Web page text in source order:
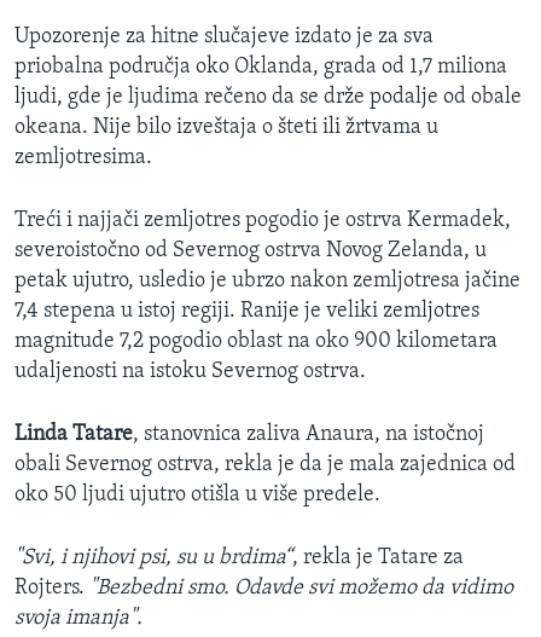
Upozorenje za hitne slučajeve izdato je za sva
priobalna područja oko Oklanda, grada od 1,7 miliona
ljudi, gde je ljudima rečeno da se drže podalje od obale
okeana. Nije bilo izveštaja o šteti ili žrtvama u
zemljotresima.
Treći i najjači zemljotres pogodio je ostrva Kermadek,
severoistočno od Severnog ostrva Novog Zelanda, u
petak ujutro, usledio je ubrzo nakon zemljotresa jačine
7,4 stepena u istoj regiji. Ranije je veliki zemljotres
magnitude 7,2 pogodio oblast na oko 900 kilometara
udaljenosti na istoku Severnog ostrva.
Linda Tatare, stanovnica zaliva Anaura, na istočnoj
obali Severnog ostrva, rekla je da je mala zajednica od
oko 50 ljudi ujutro otišla u više predele.
"Svi, i njihovi psi, su u brdima“, rekla je Tatare za
Rojters. "Bezbedni smo. Odavde svi možemo da vidimo
svoja imanja".